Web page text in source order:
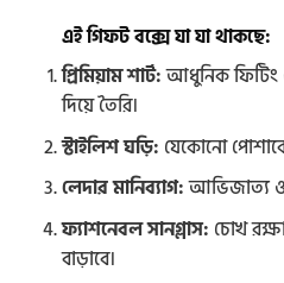
এই গিফট বক্সে যা যা থাকছে:
প্রিমিয়াম শার্ট:আধুনিক ফিটিং
দিয়ে তৈরি।
স্টাইলিশ ঘড়ি: যেকোনো
লেদার মানিব্যাগ:আভিজাত্য ও
ফ্যাশনেবল সানগ্লাস: চোখ
বাড়াবে।